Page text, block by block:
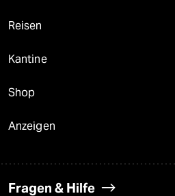
Reisen
Kantine
Shop
Anzeigen
Fragen & Hilfe